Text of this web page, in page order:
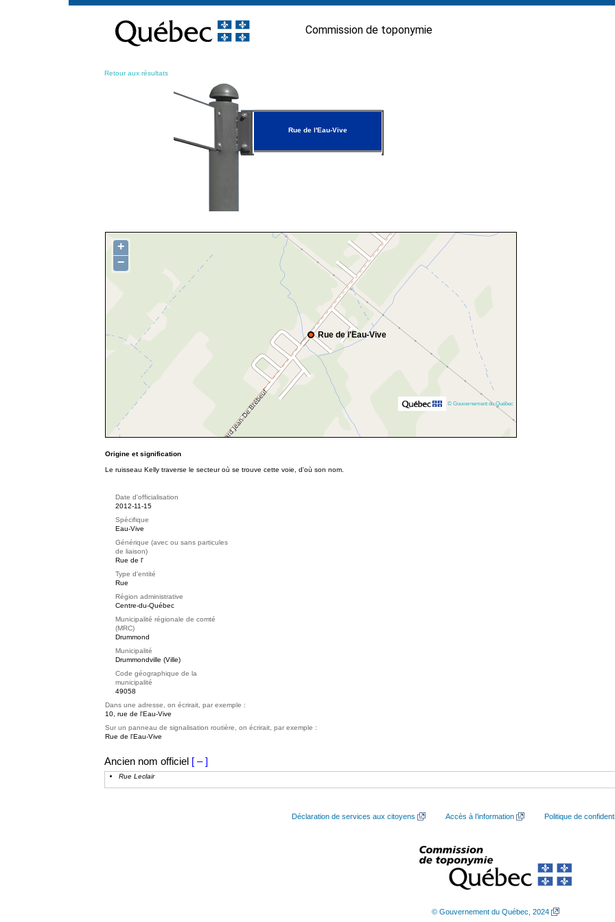
contenu
Commission de toponymie
Retour aux résultats
Rue de l'Eau-Vive
Rue de l'Eau-Vive
+
−
© Gouvernement du Québec
Origine et signification
Le ruisseau Kelly traverse le secteur où se trouve cette voie, d'où son nom.
Date d'officialisation
2012-11-15
Spécifique
Eau-Vive
Générique (avec ou sans particules
de liaison)
Rue de l'
Type d'entité
Rue
Région administrative
Centre-du-Québec
Municipalité régionale de comté
(MRC)
Drummond
Municipalité
Drummondville (Ville)
Code géographique de la
municipalité
49058
Dans une adresse, on écrirait, par exemple :
10, rue de l'Eau-Vive
Sur un panneau de signalisation routière, on écrirait, par exemple :
Rue de l'Eau-Vive
Ancien nom officiel [ – ]
Rue Leclair
Déclaration de services aux citoyens Accès à l’information Politique de
© Gouvernement du Québec, 2024